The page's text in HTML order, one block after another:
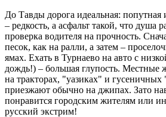
До Тавды дорога идеальная: попутная
– редкость, а асфальт такой, что душа
проверка водителя на прочность.
песок, как на ралли, а затем –
ямах. Ехать в Турнаево на авто с
дождь!) – большая глупость. Местные
на тракторах, "уазиках" и
приезжают обычно на джипах. Зато
понравится городским жителям или
русский экстрим!